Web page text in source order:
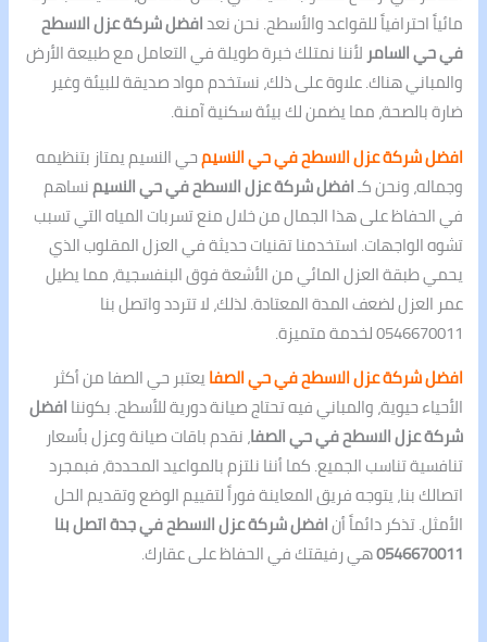
مائياً احترافياً للقواعد والأسطح. نحن نعدافضل شركة عزل الاسطح
في حي السامر لأننا نمتلك خبرة طويلة في التعامل مع طبيعة الأرض
والمباني هناك. علاوة على ذلك، نستخدم مواد صديقة للبيئة وغير
ضارة بالصحة، مما يضمن لك بيئة سكنية آمنة.
افضل شركة عزل الاسطح في حي النسيمحي النسيم يمتاز بتنظيمه
وجماله، ونحن كـافضل شركة عزل الاسطح في حي النسيمنساهم
في الحفاظ على هذا الجمال من خلال منع تسربات المياه التي تسبب
تشوه الواجهات. استخدمنا تقنيات حديثة في العزل المقلوب الذي
يحمي طبقة العزل المائي من الأشعة فوق البنفسجية، مما يطيل
عمر العزل لضعف المدة المعتادة. لذلك، لا تتردد واتصل بنا
0546670011 لخدمة متميزة.
افضل شركة عزل الاسطح في حي الصفايعتبر حي الصفا من أكثر
الأحياء حيوية، والمباني فيه تحتاج صيانة دورية للأسطح. بكونناافضل
شركة عزل الاسطح في حي الصفا، نقدم باقات صيانة وعزل بأسعار
تنافسية تناسب الجميع. كما أننا نلتزم بالمواعيد المحددة، فبمجرد
اتصالك بنا، يتوجه فريق المعاينة فوراً لتقييم الوضع وتقديم الحل
الأمثل. تذكر دائماً أنافضل شركة عزل الاسطح في جدة اتصل بنا
0546670011هي رفيقتك في الحفاظ على عقارك.